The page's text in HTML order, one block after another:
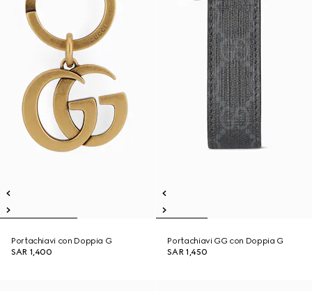
Portachiavi con Doppia G
SAR 1,400
Portachiavi GG con Doppia G
SAR 1,450